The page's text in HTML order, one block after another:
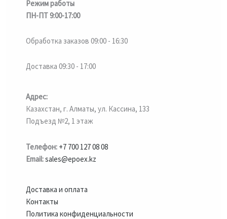
Режим работы
ПН-ПТ 9:00-17:00
Обработка заказов 09:00 - 16:30
Доставка 09:30 - 17:00
Адрес:
Казахстан, г. Алматы, ул. Кассина, 133
Подъезд №2, 1 этаж
Телефон: +7 700 127 08 08
Email:sales@epoex.kz
Доставка и оплата
Контакты
Политика конфиденциальности